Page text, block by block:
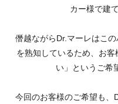
カー様で建
僭越ながらDr.マーレはこ
を熟知しているため、お
い」というご希
今回のお客様のご希望も、